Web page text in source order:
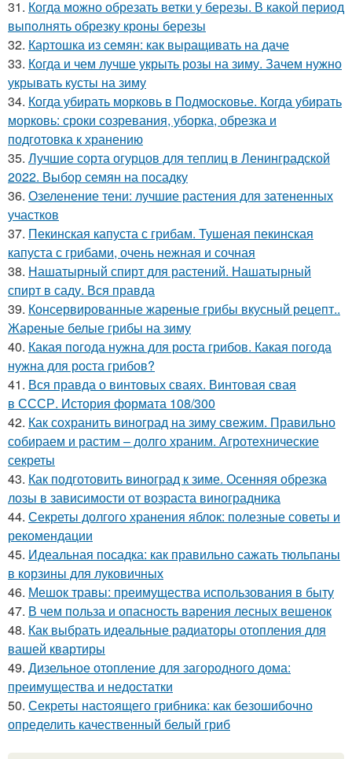
31. Когда можно обрезать ветки у березы. В какой период
выполнять обрезку кроны березы
32. Картошка из семян: как выращивать на даче
33. Когда и чем лучше укрыть розы на зиму. Зачем нужно
укрывать кусты на зиму
34. Когда убирать морковь в Подмосковье. Когда убирать
морковь: сроки созревания, уборка, обрезка и
подготовка к хранению
35. Лучшие сорта огурцов для теплиц в Ленинградской
2022. Выбор семян на посадку
36. Озеленение тени: лучшие растения для затененных
участков
37. Пекинская капуста с грибам. Тушеная пекинская
капуста с грибами, очень нежная и сочная
38. Нашатырный спирт для растений. Нашатырный
спирт в саду. Вся правда
39. Консервированные жареные грибы вкусный рецепт..
Жареные белые грибы на зиму
40. Какая погода нужна для роста грибов. Какая погода
нужна для роста грибов?
41. Вся правда о винтовых сваях. Винтовая свая
в СССР. История формата 108/300
42. Как сохранить виноград на зиму свежим. Правильно
собираем и растим – долго храним. Агротехнические
секреты
43. Как подготовить виноград к зиме. Осенняя обрезка
лозы в зависимости от возраста виноградника
44. Секреты долгого хранения яблок: полезные советы и
рекомендации
45. Идеальная посадка: как правильно сажать тюльпаны
в корзины для луковичных
46. Мешок травы: преимущества использования в быту
47. В чем польза и опасность варения лесных вешенок
48. Как выбрать идеальные радиаторы отопления для
вашей квартиры
49. Дизельное отопление для загородного дома:
преимущества и недостатки
50. Секреты настоящего грибника: как безошибочно
определить качественный белый гриб